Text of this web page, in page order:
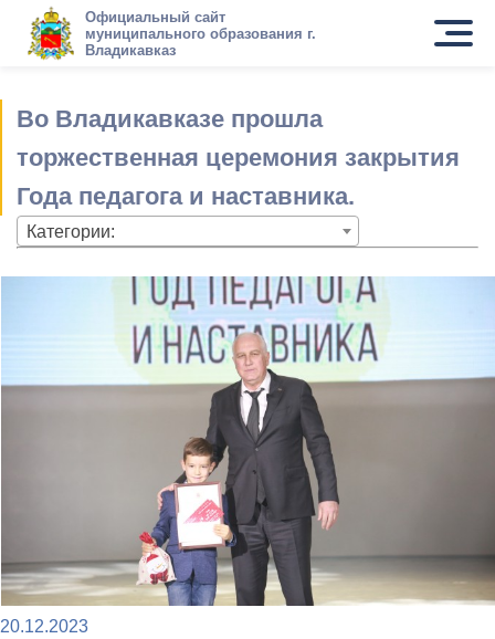
Официальный сайт
муниципального образования г.
Владикавказ
Во Владикавказе прошла
торжественная церемония закрытия
Года педагога и наставника.
Категории:
20.12.2023